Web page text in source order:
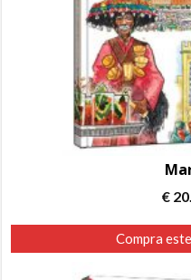
€
Compra